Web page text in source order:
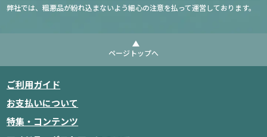
弊社では、粗悪品が紛れ込まないよう細心の注意を払って運営しております。
ページトップへ
ご利用ガイド
お支払いについて
特集・コンテンツ